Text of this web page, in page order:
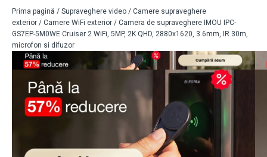
Prima pagină / Supraveghere video / Camere supraveghere
exterior / Camere WiFi exterior / Camera de supraveghere IMOU IPC-
GS7EP-5M0WE Cruiser 2 WiFi, 5MP, 2K QHD, 2880x1620, 3.6mm, IR 30m,
microfon si difuzor